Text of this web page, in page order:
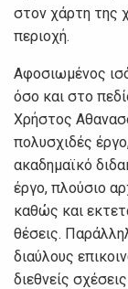
στον χάρτη της
περιοχή.
Αφοσιωμένος
όσο και στο
Χρήστος
πολυσχιδές
ακαδημαϊκό
έργο, πλούσιο
καθώς και
θέσεις.
διαύλους
διεθνείς